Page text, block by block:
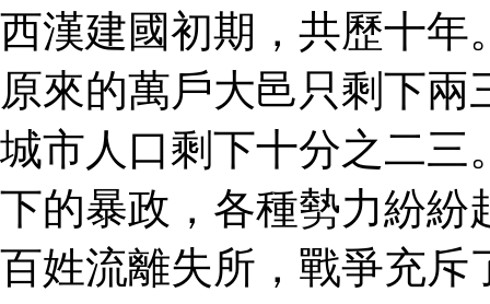
西漢建國初期，共歷十年
原來的萬戶大邑只剩下
城市人口剩下十分之二三
下的暴政，各種勢力紛紛
百姓流離失所，戰爭充斥